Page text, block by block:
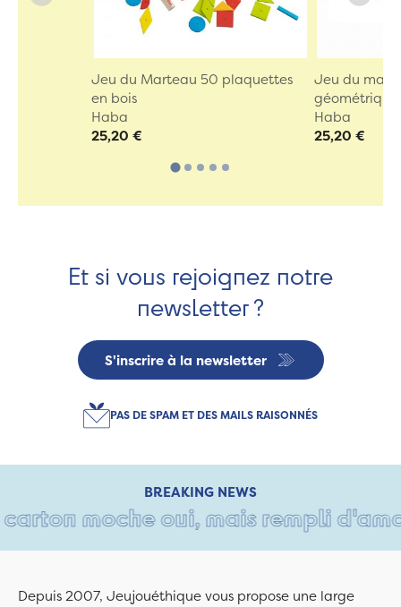
Jeu du Marteau 50 plaquettes
en bois
Haba
25,20 €
Jeu du
Haba
25,20 €
Et si vous rejoignez notre
newsletter ?
S'inscrire à la newsletter
PAS DE SPAM ET DES MAILS RAISONNÉS
BREAKING NEWS
moche oui, mais rempli
Depuis 2007, Jeujouéthique vous propose une large